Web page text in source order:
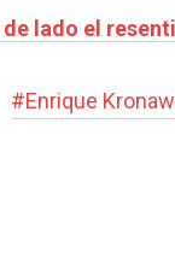
lado el
#Enrique